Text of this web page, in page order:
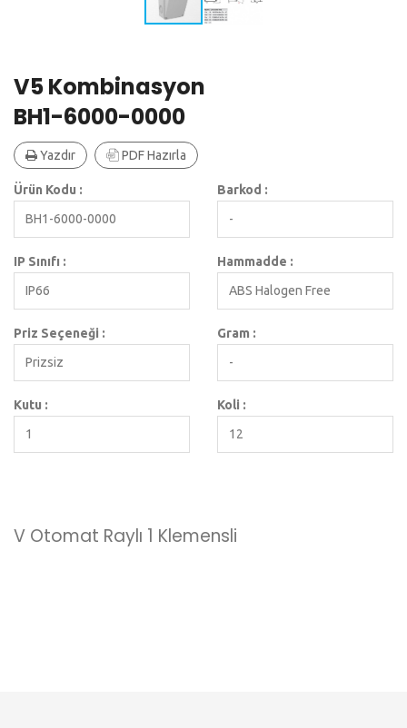
V5 Kombinasyon
BH1-6000-0000
Yazdır PDF Hazırla
Ürün Kodu :
BH1-6000-0000
Barkod :
-
IP Sınıfı :
IP66
Hammadde :
ABS Halogen Free
Priz Seçeneği :
Prizsiz
Gram :
-
Kutu :
1
Koli :
12
V Otomat Raylı 1 Klemensli